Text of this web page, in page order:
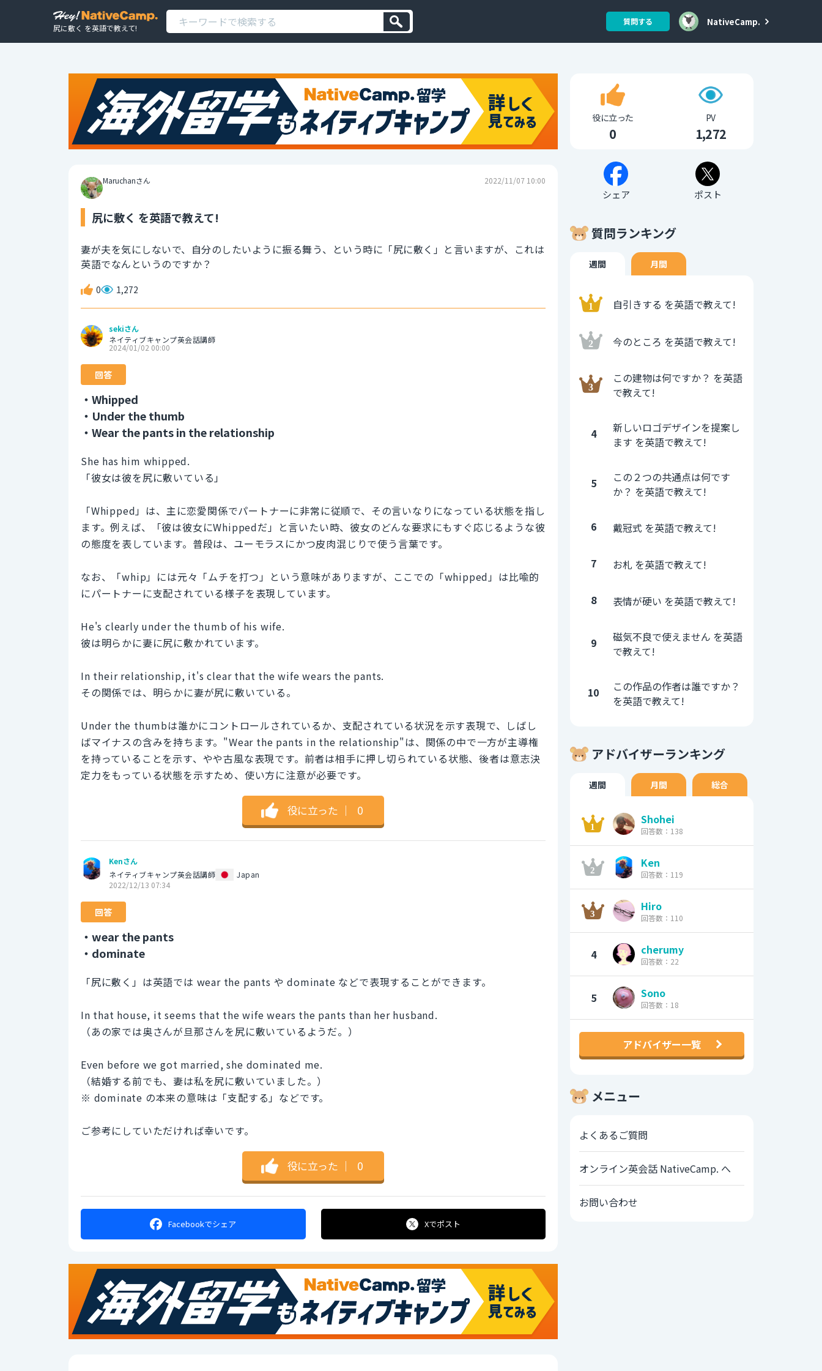
尻に敷く を英語で教えて!
質問する NativeCamp.
Maruchanさん 2022/11/07 10:00
尻に敷く を英語で教えて!
妻が夫を気にしないで、自分のしたいように振る舞う、という時に「尻に敷く」と言いますが、これは
英語でなんというのですか？
0 1,272
sekiさん
ネイティブキャンプ英会話講師
2024/01/02 00:00
回答
・Whipped
・Under the thumb
・Wear the pants in the relationship
She has him whipped.
「彼女は彼を尻に敷いている」
「Whipped」は、主に恋愛関係でパートナーに非常に従順で、その言いなりになっている状態を指し
ます。例えば、「彼は彼女にWhippedだ」と言いたい時、彼女のどんな要求にもすぐ応じるような彼
の態度を表しています。普段は、ユーモラスにかつ皮肉混じりで使う言葉です。
なお、「whip」には元々「ムチを打つ」という意味がありますが、ここでの「whipped」は比喩的
にパートナーに支配されている様子を表現しています。
He's clearly under the thumb of his wife.
彼は明らかに妻に尻に敷かれています。
In their relationship, it's clear that the wife wears the pants.
その関係では、明らかに妻が尻に敷いている。
Under the thumbは誰かにコントロールされているか、支配されている状況を示す表現で、しばし
ばマイナスの含みを持ちます。"Wear the pants in the relationship"は、関係の中で一方が主導権
を持っていることを示す、やや古風な表現です。前者は相手に押し切られている状態、後者は意志決
定力をもっている状態を示すため、使い方に注意が必要です。
役に立った ｜ 0
Kenさん
ネイティブキャンプ英会話講師
Japan
2022/12/13 07:34
回答
・wear the pants
・dominate
「尻に敷く」は英語では wear the pants や dominate などで表現することができます。
In that house, it seems that the wife wears the pants than her husband.
（あの家では奥さんが旦那さんを尻に敷いているようだ。）
Even before we got married, she dominated me.
（結婚する前でも、妻は私を尻に敷いていました。）
※ dominate の本来の意味は「支配する」などです。
ご参考にしていただければ幸いです。
役に立った ｜ 0
Facebookでシェア Xでポスト
役に立った
0
PV
1,272
シェア ポスト
質問ランキング
週間 月間
自引きする を英語で教えて!
今のところ を英語で教えて!
この建物は何ですか？ を英語
で教えて!
4
新しいロゴデザインを提案し
ます を英語で教えて!
5
この２つの共通点は何です
か？ を英語で教えて!
6 戴冠式 を英語で教えて!
7 お札 を英語で教えて!
8 表情が硬い を英語で教えて!
9
磁気不良で使えません を英語
で教えて!
10
この作品の作者は誰ですか？
を英語で教えて!
アドバイザーランキング
週間 月間 総合
Shohei
回答数：138
Ken
回答数：119
Hiro
回答数：110
4 cherumy
回答数：22
5 Sono
回答数：18
アドバイザー一覧
メニュー
よくあるご質問
オンライン英会話 NativeCamp. へ
お問い合わせ